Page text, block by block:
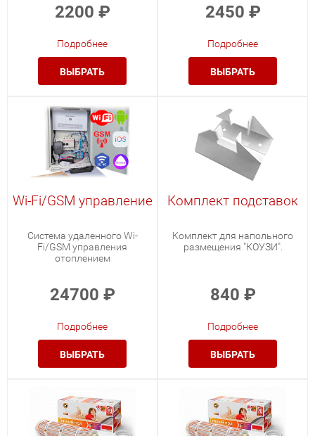
2200 ₽
Подробнее
ВЫБРАТЬ
2450 ₽
Подробнее
ВЫБРАТЬ
Wi-Fi/GSM управление
Система удаленного Wi-
Fi/GSM управления
отоплением
24700 ₽
Подробнее
ВЫБРАТЬ
Комплект подставок
Комплект для напольного
размещения "КОУЗИ".
840 ₽
Подробнее
ВЫБРАТЬ